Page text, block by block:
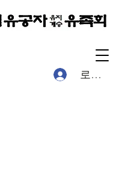
로그인